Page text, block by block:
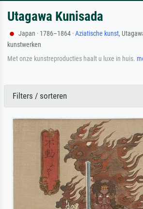
Utagawa Kunisada
Japan · 1786–1864 ·Aziatische kunst,
kunstwerken
Met onze kunstreproducties haalt u luxe in huis.
Filters / sorteren